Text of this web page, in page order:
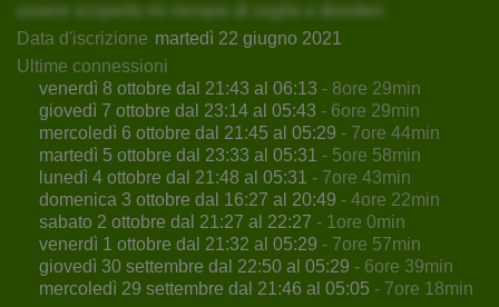
essere scoperto mi riempie di voglie e desideri.
Data d'iscrizione martedì 22 giugno 2021
Ultime connessioni
venerdì 8 ottobre dal 21:43 al 06:13 - 8ore 29min
giovedì 7 ottobre dal 23:14 al 05:43 - 6ore 29min
mercoledì 6 ottobre dal 21:45 al 05:29 - 7ore 44min
martedì 5 ottobre dal 23:33 al 05:31 - 5ore 58min
lunedì 4 ottobre dal 21:48 al 05:31 - 7ore 43min
domenica 3 ottobre dal 16:27 al 20:49 - 4ore 22min
sabato 2 ottobre dal 21:27 al 22:27 - 1ore 0min
venerdì 1 ottobre dal 21:32 al 05:29 - 7ore 57min
giovedì 30 settembre dal 22:50 al 05:29 - 6ore 39min
mercoledì 29 settembre dal 21:46 al 05:05 - 7ore 18min